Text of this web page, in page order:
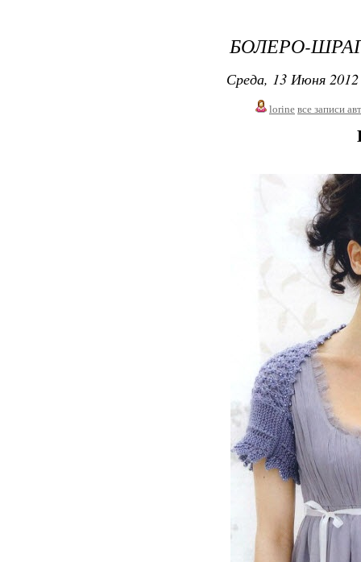
БОЛЕРО-
Среда, 13 Июня
lorine все записи